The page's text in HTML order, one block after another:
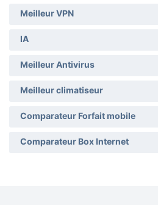
Meilleur VPN
IA
Meilleur Antivirus
Meilleur climatiseur
Comparateur Forfait mobile
Comparateur Box Internet